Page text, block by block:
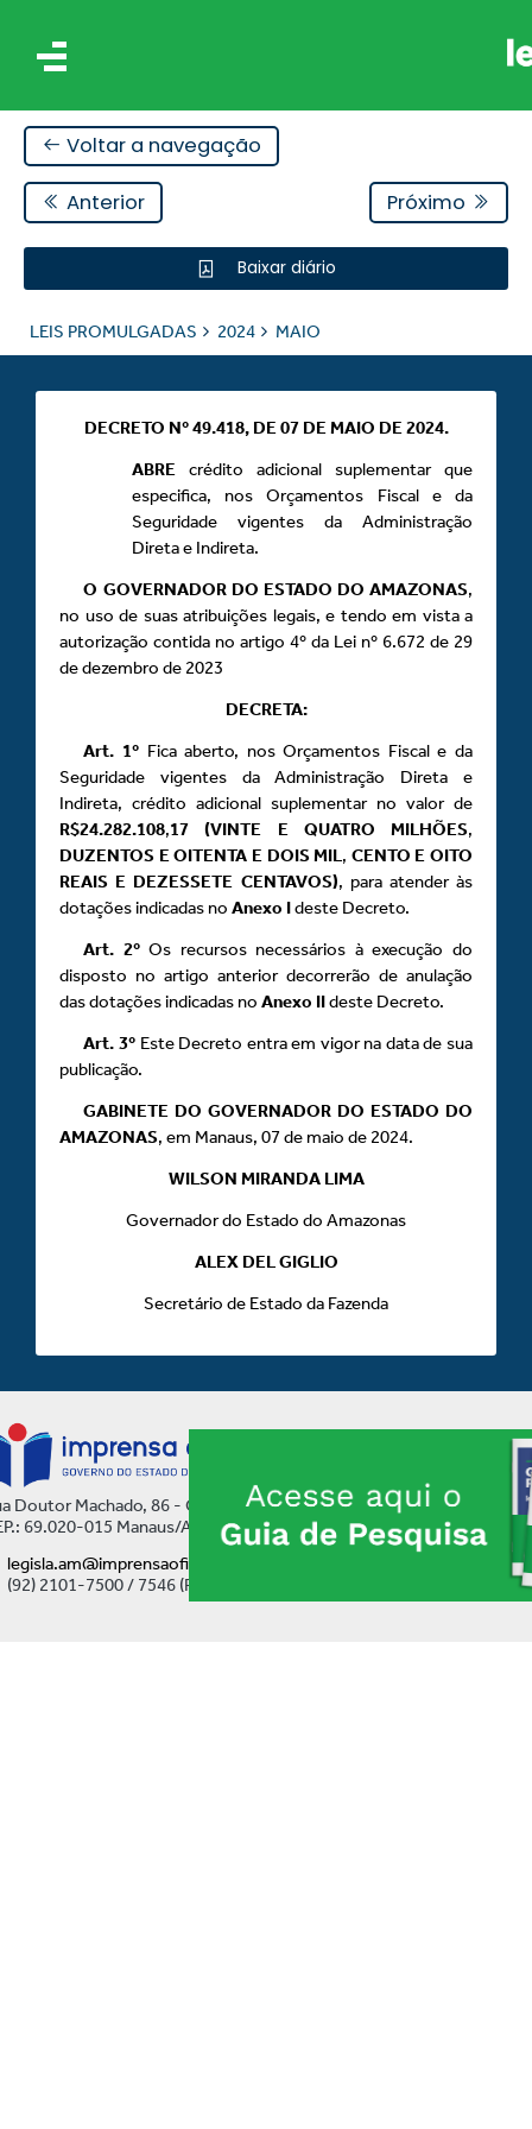
Voltar a navegação
Anterior Próximo
Baixar diário
LEIS PROMULGADAS 2024 MAIO
DECRETO Nº 49.418, DE 07 DE MAIO DE 2024.
ABRE crédito adicional suplementar que
especifica, nos Orçamentos Fiscal e da
Seguridade vigentes da Administração
Direta e Indireta.
O GOVERNADOR DO ESTADO DO AMAZONAS,
no uso de suas atribuições legais, e tendo em vista a
autorização contida no artigo 4º da Lei nº 6.672 de 29
de dezembro de 2023
DECRETA:
Art. 1ºFica aberto, nos Orçamentos Fiscal e da
Seguridade vigentes da Administração Direta e
Indireta, crédito adicional suplementar no valor de
R$24.282.108,17 (VINTE E QUATRO MILHÕES,
DUZENTOS E OITENTA E DOIS MIL, CENTO E OITO
REAIS E DEZESSETE CENTAVOS), para atender às
dotações indicadas no Anexo Ideste Decreto.
Art. 2ºOs recursos necessários à execução do
disposto no artigo anterior decorrerão de anulação
das dotações indicadas no Anexo IIdeste Decreto.
Art. 3ºEste Decreto entra em vigor na data de sua
publicação.
GABINETE DO GOVERNADOR DO ESTADO DO
AMAZONAS, em Manaus, 07 de maio de 2024.
WILSON MIRANDA LIMA
Governador do Estado do Amazonas
ALEX DEL GIGLIO
Secretário de Estado da Fazenda
Doutor Machado, 86 - Centro
69.020-015 Manaus/AM
legisla.am@imprensaoficial.am.gov.br
(92) 2101-7500 / 7546 (Ramal)